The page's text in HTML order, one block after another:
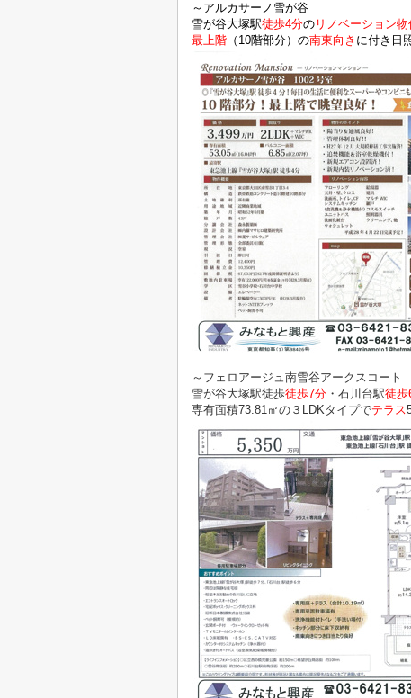
～アルカサーノ雪が谷
雪が谷大塚駅徒歩4分の リノベーション物
最上階 （10階部分）の南東向き に付き日
～フェロアージュ南雪谷アークスコート
雪が谷大塚駅徒歩徒歩7分 ・石川台駅徒歩
専有面積73.81㎡の３LDKタイプでテラス